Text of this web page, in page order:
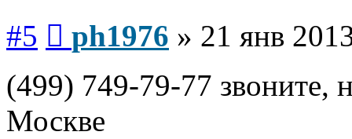
#5 ph1976 » 21 янв
(499) 749-79-77 звоните,
Москве